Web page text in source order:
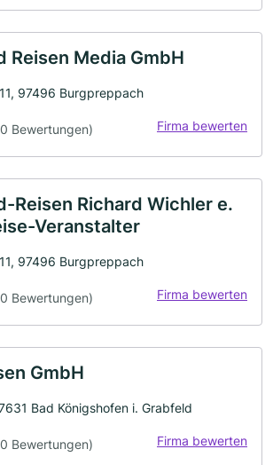
Reisen Media GmbH
97496 Burgpreppach
Bewertungen) Firma bewerten
Reisen Richard Wichler e.
Veranstalter
97496 Burgpreppach
Bewertungen) Firma bewerten
GmbH
Bad Königshofen i. Grabfeld
Bewertungen) Firma bewerten